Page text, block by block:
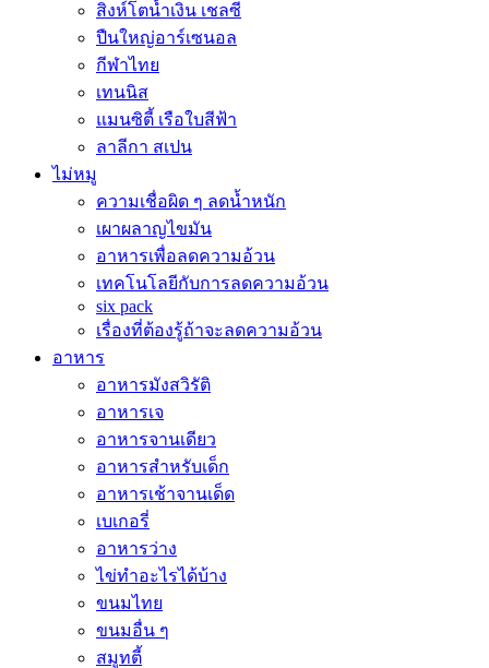
สิงห์โตน้ำเงิน เชลซี
ปืนใหญ่อาร์เซนอล
กีฬาไทย
เทนนิส
แมนซิตี้ เรือใบสีฟ้า
ลาลีกา สเปน
ไม่หมู
ความเชื่อผิด ๆ ลดน้ำหนัก
เผาผลาญไขมัน
อาหารเพื่อลดความอ้วน
เทคโนโลยีกับการลดความอ้วน
six pack
เรื่องที่ต้องรู้ถ้าจะลดความอ้วน
อาหาร
อาหารมังสวิรัติ
อาหารเจ
อาหารจานเดียว
อาหารสำหรับเด็ก
อาหารเช้าจานเด็ด
เบเกอรี่
อาหารว่าง
ไข่ทำอะไรได้บ้าง
ขนมไทย
ขนมอื่น ๆ
สมูทตี้